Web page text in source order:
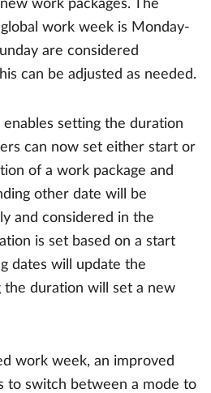
work packages. The
work week is Monday-
are considered
can be adjusted as needed.
setting the duration
can now set either start or
of a work package and
other date will be
and considered in the
is set based on a start
dates will update the
the duration will set a new
work week, an improved
to switch between a mode to